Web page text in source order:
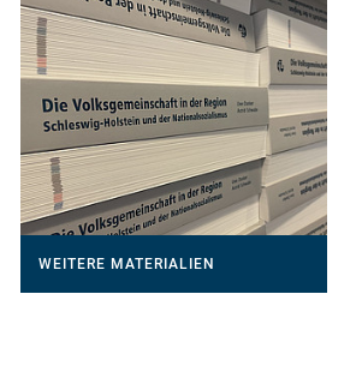
WEITERE MATERIALIEN